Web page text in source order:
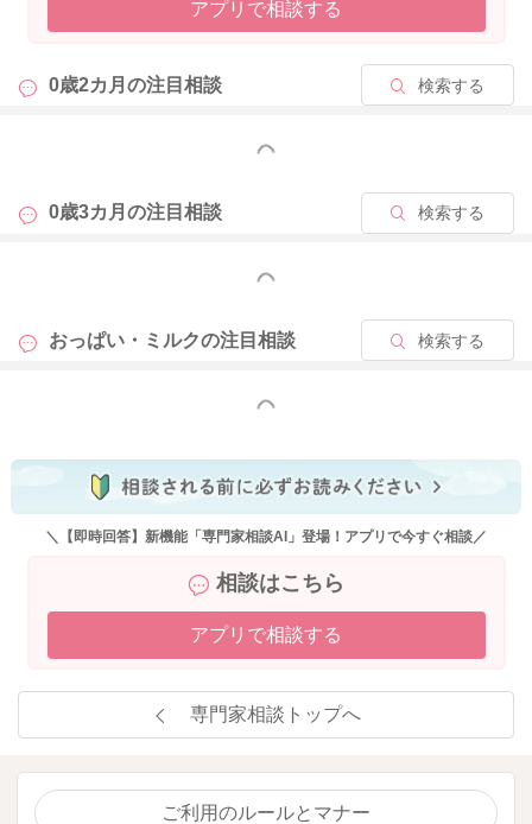
アプリで相談する
0歳2カ月の注目相談 検索する
もっと見る
0歳3カ月の注目相談 検索する
もっと見る
おっぱい・ミルクの注目相談 検索する
もっと見る
＼【即時回答】新機能「専門家相談AI」登場！アプリで今すぐ相談／
相談はこちら
アプリで相談する
専門家相談トップへ
ご利用のルールとマナー